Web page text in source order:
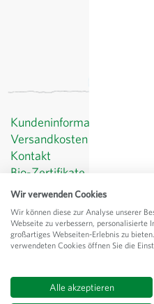
Kundeninformationen
Versandkosten
Kontakt
Bio-Zertifikate
Datenschutz
AGB
Impressum
Wir verwenden Cookies
Wir können diese zur Analyse unserer
Webseite zu verbessern, personalisierte
großartiges Webseiten-Erlebnis zu
verwendeten Cookies öffnen Sie die
Alle akzeptieren